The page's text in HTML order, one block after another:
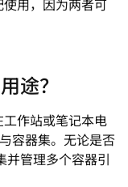
用，因为两者可
途？
作站或笔记本电
容器集。无论是否
管理多个容器引